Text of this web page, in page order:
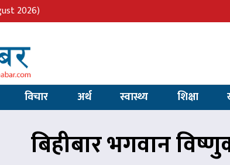
2026)
विचार अर्थ स्वास्थ्य शिक्षा
बिहीबार भगवान